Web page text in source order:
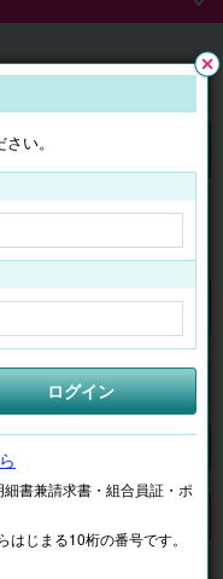
ログイン
マイページ
検索
取扱いしておりません。
い。
ログイン
書兼請求書・組合員証・ポ
じまる10桁の番号です。